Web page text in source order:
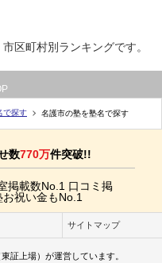
区町村別ランキングです。
で探す 名護市の塾を塾名で探す
数770万件突破!!
サイトマップ
証上場）が運営しています。